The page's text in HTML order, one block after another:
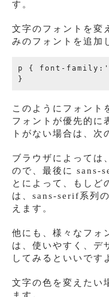
す。
文字のフォントを
みのフォントを追加
p { font-family:'ヒ
このようにフォント
フォントが優先的に
トがない場合は、次
ブラウザによっては
ので、最後に sans-
とによって、もしど
は、sans-serif系列
えます。
他にも、様々なフォ
は、使いやすく、デ
してみるといいです
文字の色を変えたい